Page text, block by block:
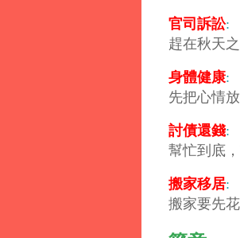
官司訴訟:
趕在秋天
身體健康:
先把心情
討債還錢:
幫忙到底，
搬家移居:
搬家要先